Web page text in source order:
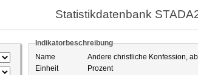
Statistikdatenbank
Indikatorbeschreibung
Name
Andere christliche Konfession,
Einheit
Prozent